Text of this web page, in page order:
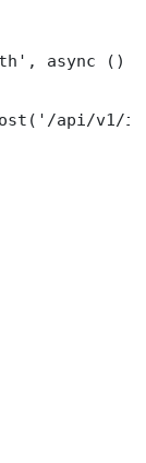
async ()
api/v1/